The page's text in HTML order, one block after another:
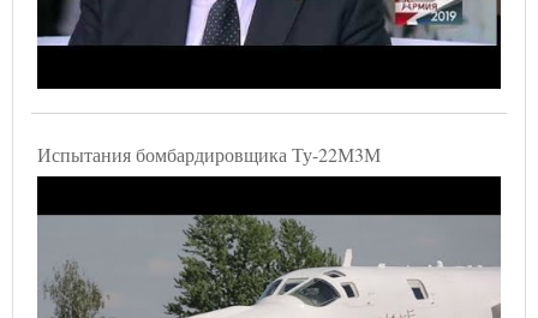
Испытания бомбардировщика Ту-22М3М